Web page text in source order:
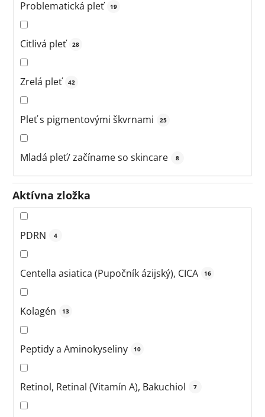
Problematická pleť 19
Citlivá pleť 28
Zrelá pleť 42
Pleť s pigmentovými škvrnami 25
Mladá pleť/ začíname so skincare 8
Aktívna zložka
PDRN 4
Centella asiatica (Pupočník ázijský), CICA 16
Kolagén 13
Peptidy a Aminokyseliny 10
Retinol, Retinal (Vitamín A), Bakuchiol 7